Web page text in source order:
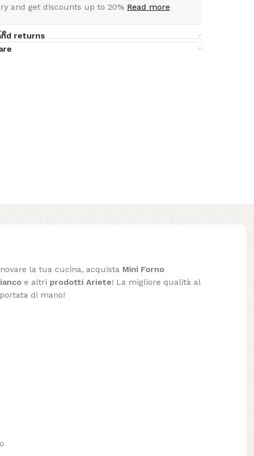
and get discounts up to 20% Read more
returns
la tua cucina, acquista Mini Forno
e altri prodotti Ariete! La migliore qualità al
di mano!